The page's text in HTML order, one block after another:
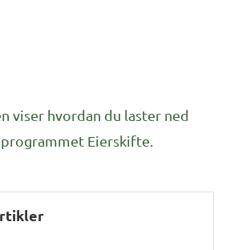
viser hvordan du laster ned
Eierskifte.